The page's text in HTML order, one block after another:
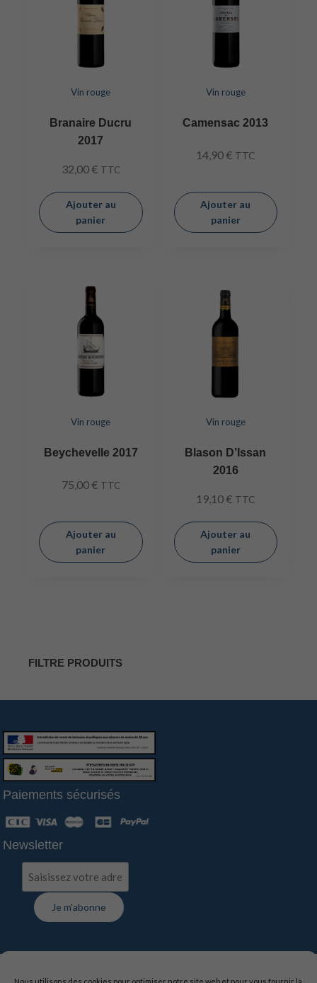
Vin rouge
Branaire Ducru
2017
32,00 € TTC
Ajouter au
panier
Vin rouge
Camensac 2013
14,90 € TTC
Ajouter au
panier
Vin rouge
Beychevelle 2017
75,00 € TTC
Ajouter au
panier
Vin rouge
Blason D’Issan
2016
19,10 € TTC
Ajouter au
panier
FILTRE PRODUITS
Paiements sécurisés
Newsletter
- Contact Livraison - Suivi de commande